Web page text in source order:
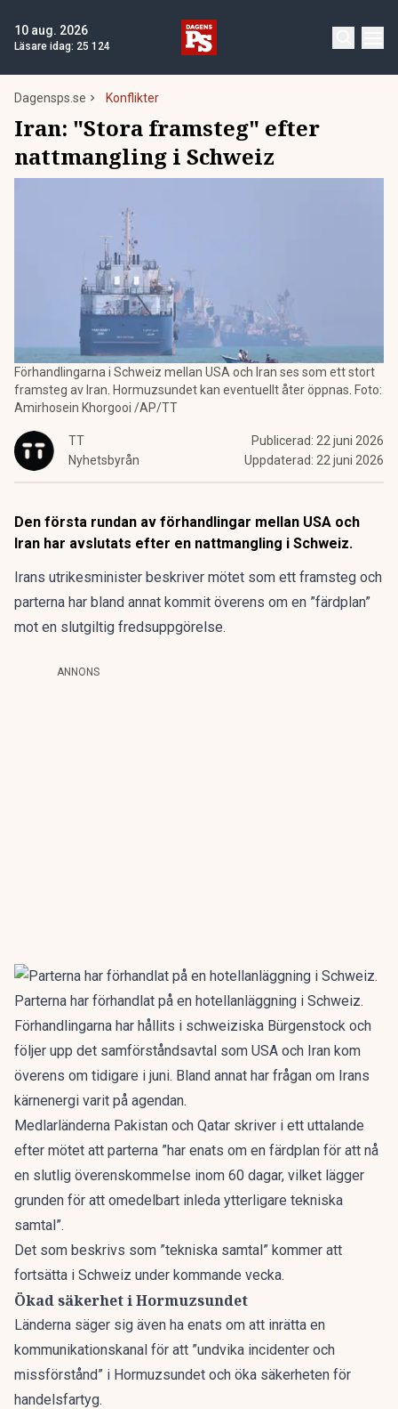
10 aug. 2026
Läsare idag: 25 124
Dagensps.se Konflikter
Iran: "Stora framsteg" efter
nattmangling i Schweiz
Förhandlingarna i Schweiz mellan USA och Iran ses som ett stort
framsteg av Iran. Hormuzsundet kan eventuellt åter öppnas. Foto:
Amirhosein Khorgooi /AP/TT
TT
Nyhetsbyrån
Publicerad: 22 juni 2026
Uppdaterad: 22 juni 2026
Den första rundan av förhandlingar mellan USA och
Iran har avslutats efter en nattmangling i Schweiz.
Irans utrikesminister beskriver mötet som ett framsteg och
parterna har bland annat kommit överens om en ”färdplan”
mot en slutgiltig fredsuppgörelse.
ANNONS
Parterna har förhandlat på en hotellanläggning i Schweiz.
Förhandlingarna har hållits i schweiziska Bürgenstock och
följer upp det samförståndsavtal som USA och Iran kom
överens om tidigare i juni. Bland annat har frågan om Irans
kärnenergi varit på agendan.
Medlarländerna Pakistan och Qatar skriver i ett uttalande
efter mötet att parterna ”har enats om en färdplan för att nå
en slutlig överenskommelse inom 60 dagar, vilket lägger
grunden för att omedelbart inleda ytterligare tekniska
samtal”.
Det som beskrivs som ”tekniska samtal” kommer att
fortsätta i Schweiz under kommande vecka.
Ökad säkerhet i Hormuzsundet
Länderna säger sig även ha enats om att inrätta en
kommunikationskanal för att ”undvika incidenter och
missförstånd” i Hormuzsundet och öka säkerheten för
handelsfartyg.